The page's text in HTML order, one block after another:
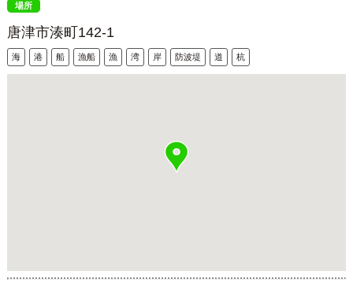
場所
唐津市湊町142-1
海 港 船 漁船 漁 湾 岸 防波堤 道 杭